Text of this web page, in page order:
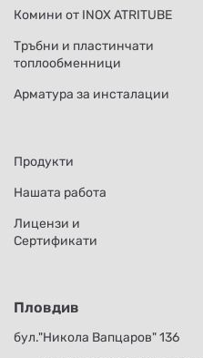
Комини от INOX ATRITUBE
Тръбни и пластинчати
топлообменници
Арматура за инсталации
Продукти
Нашата работа
Лицензи и
Сертификати
Пловдив
бул."Никола Вапцаров" 136